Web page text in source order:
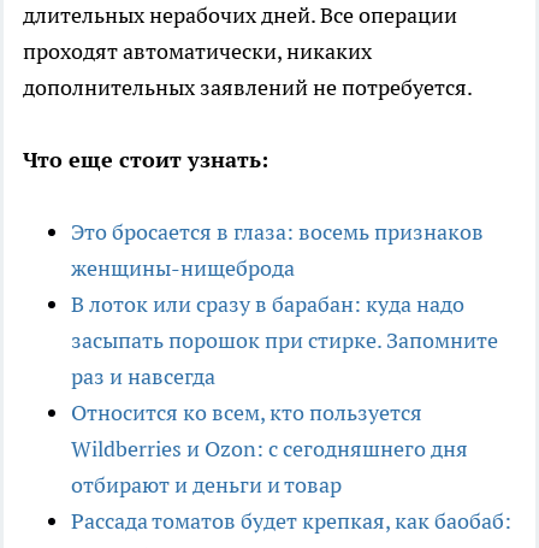
длительных нерабочих дней. Все операции
проходят автоматически, никаких
дополнительных заявлений не потребуется.​
Что еще стоит узнать:
Это бросается в глаза: восемь признаков
женщины-нищеброда
В лоток или сразу в барабан: куда надо
засыпать порошок при стирке. Запомните
раз и навсегда
Относится ко всем, кто пользуется
Wildberries и Ozon: с сегодняшнего дня
отбирают и деньги и товар
Рассада томатов будет крепкая, как баобаб: